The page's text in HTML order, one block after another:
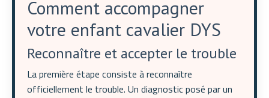
Comment accompagner
votre enfant cavalier DYS
Reconnaître et accepter le trouble
La première étape consiste à reconnaître
officiellement le trouble. Un diagnostic posé par un